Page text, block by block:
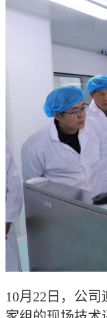
药品说明
药品说明
10月22日，公